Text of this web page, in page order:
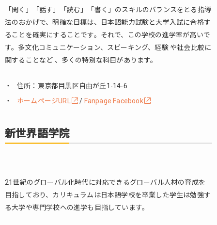
「聞く」「話す」「読む」「書く」のスキルのバランスをとる指導
法のおかげで、明確な目標は、日本語能力試験と大学入試に合格す
ることを確実にすることです。それで、この学校の進学率が高いで
す。多文化コミュニケーション、スピーキング、経験 や社会比較に
関することなど 、多くの特別な科目があります。
住所：東京都目黒区自由が丘1-14-6
ホームページURL
/ Fanpage Facebook
新世界語学院
21世紀のグローバル化時代に対応できるグローバル人材の育成を
目指しており、カリキュラムは日本語学校を卒業した学生は勉強す
る大学や専門学校への進学も目指しています。